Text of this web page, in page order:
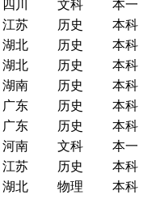
四川 文科
本一
江苏 历史
本科
湖北 历史
本科
湖北 历史
本科
湖南 历史
本科
广东 历史
本科
广东 历史
本科
河南 文科
本一
江苏 历史
本科
湖北 物理
本科